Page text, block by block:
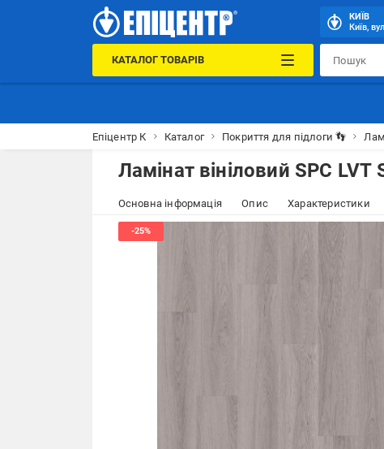
КИЇВ
Київ,
КАТАЛОГ ТОВАРІВ
Епіцентр К Каталог Покриття для підлоги 👣
Ламінат вініловий SPC
Основна інформація Опис Характеристики